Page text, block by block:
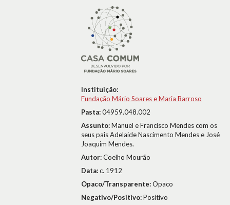
Instituição:
Fundação Mário Soares e Maria Barroso
Pasta:04959.048.002
Assunto:Manuel e Francisco Mendes com os
seus pais Adelaide Nascimento Mendes e José
Joaquim Mendes.
Autor:Coelho Mourão
Data:c. 1912
Opaco/Transparente:Opaco
Negativo/Positivo:Positivo